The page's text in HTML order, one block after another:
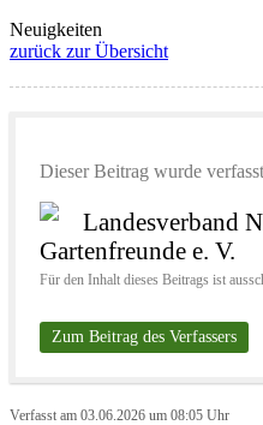
Neuigkeiten
zurück zur Übersicht
Dieser Beitrag wurde
Landesverband
Gartenfreunde e. V.
Für den Inhalt dieses Beitrags ist
Zum Beitrag des Verfassers
Verfasst am 03.06.2026 um 08:05 Uhr